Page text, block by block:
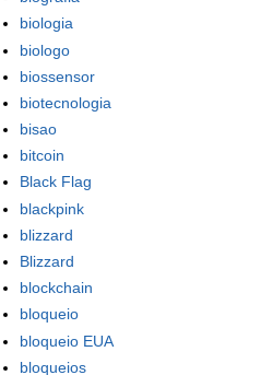
biologia
biologo
biossensor
biotecnologia
bisao
bitcoin
Black Flag
blackpink
blizzard
Blizzard
blockchain
bloqueio
bloqueio EUA
bloqueios